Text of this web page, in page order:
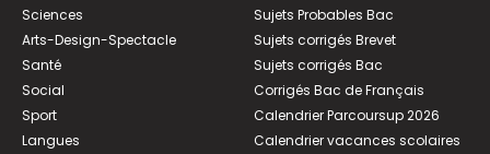
Sciences
Arts-Design-Spectacle
Santé
Social
Sport
Langues
Sujets Probables Bac
Sujets corrigés Brevet
Sujets corrigés Bac
Corrigés Bac de Français
Calendrier Parcoursup 2026
Calendrier vacances scolaires